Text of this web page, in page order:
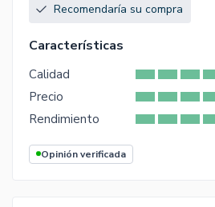
Recomendaría su compra
Características
Calidad
Precio
Rendimiento
Opinión verificada